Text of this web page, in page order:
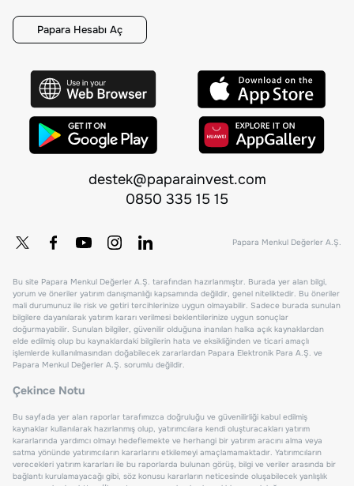
Papara Hesabı Aç
destek@paparainvest.com
0850 335 15 15
Papara Menkul Değerler A.Ş.
Bu site Papara Menkul Değerler A.Ş. tarafından hazırlanmıştır. Burada yer alan bilgi,
yorum ve öneriler yatırım danışmanlığı kapsamında değildir, genel niteliktedir. Bu öneriler
mali durumunuz ile risk ve getiri tercihlerinize uygun olmayabilir. Sadece burada sunulan
bilgilere dayanılarak yatırım kararı verilmesi beklentilerinize uygun sonuçlar
doğurmayabilir. Sunulan bilgiler, güvenilir olduğuna inanılan halka açık kaynaklardan
elde edilmiş olup bu kaynaklardaki bilgilerin hata ve eksikliğinden ve ticari amaçlı
işlemlerde kullanılmasından doğabilecek zararlardan Papara Elektronik Para A.Ş. ve
Papara Menkul Değerler A.Ş. sorumlu değildir.
Çekince Notu
Bu sayfada yer alan raporlar tarafımızca doğruluğu ve güvenilirliği kabul edilmiş
kaynaklar kullanılarak hazırlanmış olup, yatırımcılara kendi oluşturacakları yatırım
kararlarında yardımcı olmayı hedeflemekte ve herhangi bir yatırım aracını alma veya
satma yönünde yatırımcıların kararlarını etkilemeyi amaçlamamaktadır. Yatırımcıların
verecekleri yatırım kararları ile bu raporlarda bulunan görüş, bilgi ve veriler arasında bir
bağlantı kurulamayacağı gibi, söz konusu kararların neticesinde oluşabilecek yanlışlık